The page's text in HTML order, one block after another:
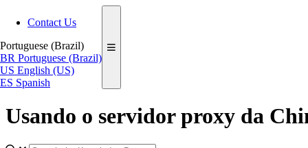
Contact Us
Portuguese (Brazil)
BR Portuguese (Brazil)
US English (US)
ES Spanish
Usando o servidor proxy da